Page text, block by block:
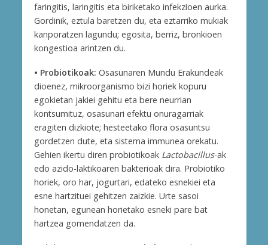
faringitis, laringitis eta biriketako infekzioen aurka.
Gordinik, eztula baretzen du, eta eztarriko mukiak
kanporatzen lagundu; egosita, berriz, bronkioen
kongestioa arintzen du.
• Probiotikoak: Osasunaren Mundu Erakundeak
dioenez, mikroorganismo bizi horiek kopuru
egokietan jakiei gehitu eta bere neurrian
kontsumituz, osasunari efektu onuragarriak
eragiten dizkiote; hesteetako flora osasuntsu
gordetzen dute, eta sistema immunea orekatu.
Gehien ikertu diren probiotikoak Lactobacillus-ak
edo azido-laktikoaren bakterioak dira. Probiotiko
horiek, oro har, jogurtari, edateko esnekiei eta
esne hartzituei gehitzen zaizkie. Urte sasoi
honetan, egunean horietako esneki pare bat
hartzea gomendatzen da.